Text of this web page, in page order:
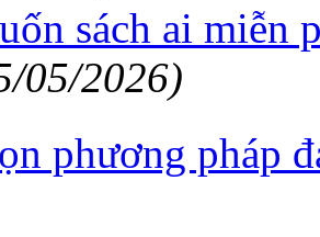
sách ai miễn
05/2026)
phương pháp